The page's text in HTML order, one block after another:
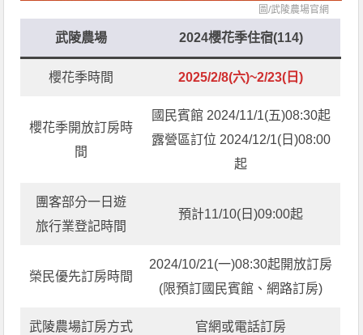
圖/武陵農場官網
武陵農場 2024櫻花季住宿(114)
櫻花季時間 2025/2/8(六)~2/23(日)
櫻花季開放訂房時
間
國民賓館 2024/11/1(五)08:30起
露營區訂位 2024/12/1(日)08:00
起
團客部分一日遊
旅行業登記時間
預計11/10(日)09:00起
榮民優先訂房時間
2024/10/21(一)08:30起開放訂房
(限預訂國民賓館、網路訂房)
武陵農場訂房方式 官網或電話訂房